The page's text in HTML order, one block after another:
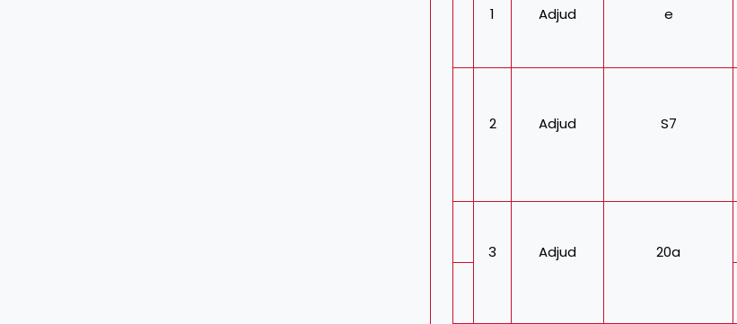
1 Adjud e
2 Adjud S7
3 Adjud 20a